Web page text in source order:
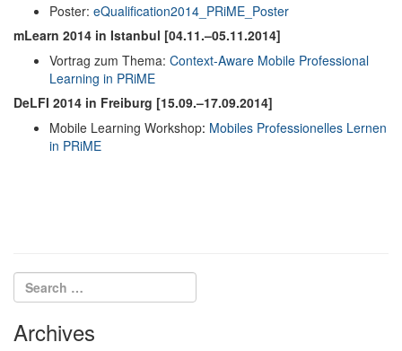
Poster: eQualification2014_PRiME_Poster
mLearn 2014 in Istanbul [04.11.–05.11.2014]
Vortrag zum Thema: Context-Aware Mobile Professional
Learning in PRiME
DeLFI 2014 in Freiburg [15.09.–17.09.2014]
Mobile Learning Workshop: Mobiles Professionelles Lernen
in PRiME
Search for:
Archives